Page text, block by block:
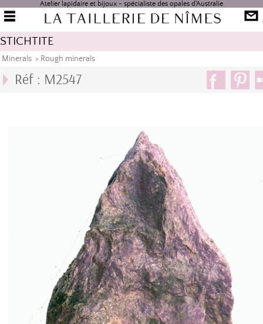
Atelier lapidaire et bijoux - spécialiste des opales d'Australie
STICHTITE
Minerals > Rough minerals
Réf : M2547